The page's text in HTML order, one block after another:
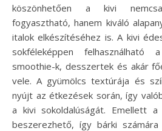
köszönhetően a kivi
fogyasztható, hanem kiváló
italok elkészítéséhez is. A kivi
sokféleképpen felhasználható
smoothie-k, desszertek és akár
vele. A gyümölcs textúrája és
nyújt az étkezések során, így
a kivi sokoldalúságát. Emellett a
beszerezhető, így bárki